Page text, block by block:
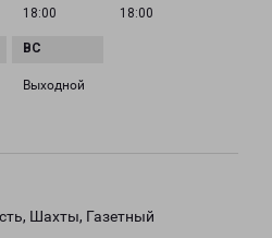
18:00
18:00
Выходной
Шахты, Газетный